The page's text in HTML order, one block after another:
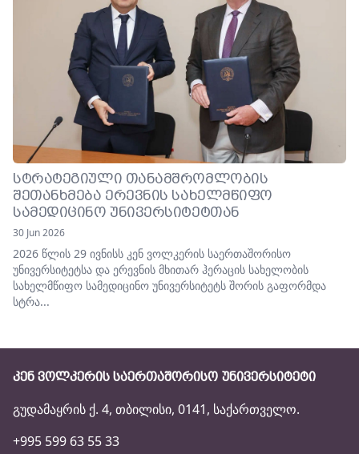
ᲡᲢᲠᲐᲢᲔᲒᲘᲣᲚᲘ ᲗᲐᲜᲐᲛᲨᲠᲝᲛᲚᲝᲑᲘᲡ
ᲨᲔᲗᲐᲜᲮᲛᲔᲑᲐ ᲔᲠᲔᲕᲜᲘᲡ ᲡᲐᲮᲔᲚᲛᲬᲘᲤᲝ
ᲡᲐᲛᲔᲓᲘᲪᲘᲜᲝ ᲣᲜᲘᲕᲔᲠᲡᲘᲢᲔᲢᲗᲐᲜ
30 Jun 2026
2026 წლის 29 ივნისს კენ ვოლკერის საერთაშორისო
უნივერსიტეტსა და ერევნის მხითარ ჰერაცის სახელობის
სახელმწიფო სამედიცინო უნივერსიტეტს შორის გაფორმდა
სტრა...
ᲙᲔᲜ ᲕᲝᲚᲙᲔᲠᲘᲡ ᲡᲐᲔᲠᲗᲐᲨᲝᲠᲘᲡᲝ ᲣᲜᲘᲕᲔᲠᲡᲘᲢᲔᲢᲘ
გუდამაყრის ქ. 4, თბილისი, 0141, საქართველო.
+995 599 63 55 33